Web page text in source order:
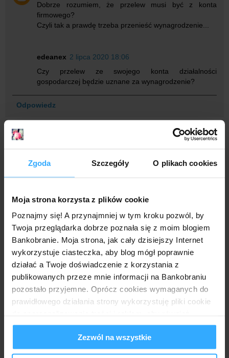
Zgoda Szczegóły O plikach cookies
Moja strona korzysta z plików cookie
Poznajmy się! A przynajmniej w tym kroku pozwól, by
Twoja przeglądarka dobrze poznała się z moim blogiem
Bankobranie. Moja strona, jak cały dzisiejszy Internet
wykorzystuje ciasteczka, aby blog mógł poprawnie
działać a Twoje doświadczenie z korzystania z
publikowanych przeze mnie informacji na Bankobraniu
pozostało przyjemne. Oprócz cookies wymaganych do
prawidłowego działania strony wykorzystuję pliki cookie
analizować ruch w mojej witrynie. Informacje o tym, jak
korzystasz z bloga, udostępniam moim partnerom
społecznościowym, reklamowym i analitycznym.
Zezwól na wszystkie
Dobrze rozumiem, że przelew musi być z konta
firmowego?
Czyli tak a prawdę trzeba przenieść wynagrodzenie...
edeanex 2 lipca 2020 18:06
Czy przelew ze swojego konta działalności
gospodarczej będzie uznane za wynagrodzenie?
Odpowiedz
mnie promocja?
Odpowiedz
Odpowiedzi
Anonimowy 1 lipca 2020 22:58
Teoretycznie możesz ale praktycznie nie bo wniosek
możesz odsyłać cię do Moje ING (jeżeli masz dostęp).
A tam wniosek złożony nie bierze udziału w promocji.
Niestety przerabiałem to jakiś czas temu. No ale może
coś się zmieniło. Spróbuj i daj znać.
Odpowiedz
1 lipca 2020 21:15
Nie ma żadnych wykluczen co do platności? Revoluta